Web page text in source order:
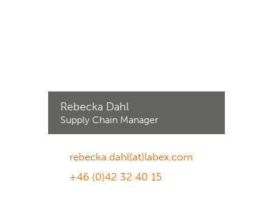
Rebecka Dahl
Supply Chain Manager
rebecka.dahl(at)labex.com
+46 (0)42 32 40 15